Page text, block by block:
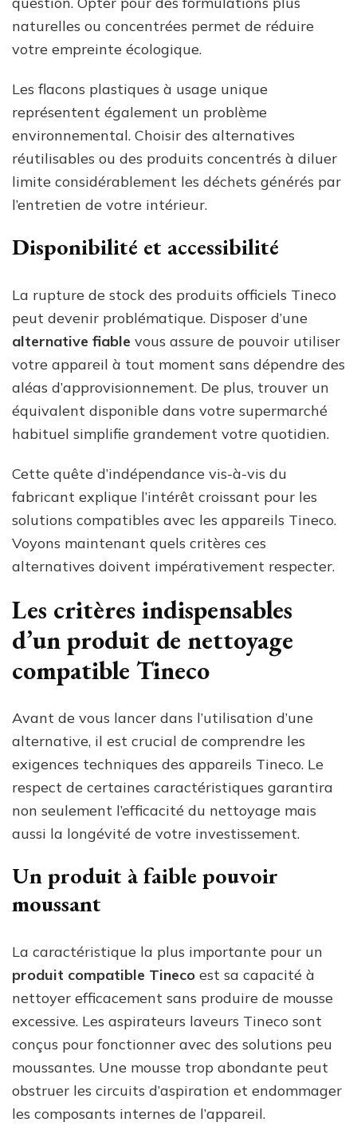
naturelles ou concentrées permet de réduire
votre empreinte écologique.
Les flacons plastiques à usage unique
représentent également un problème
environnemental. Choisir des alternatives
réutilisables ou des produits concentrés à diluer
limite considérablement les déchets générés par
l’entretien de votre intérieur.
Disponibilité et accessibilité
La rupture de stock des produits officiels Tineco
peut devenir problématique. Disposer d’une
alternative fiable vous assure de pouvoir utiliser
votre appareil à tout moment sans dépendre des
aléas d’approvisionnement. De plus, trouver un
équivalent disponible dans votre supermarché
habituel simplifie grandement votre quotidien.
Cette quête d’indépendance vis-à-vis du
fabricant explique l’intérêt croissant pour les
solutions compatibles avec les appareils Tineco.
Voyons maintenant quels critères ces
alternatives doivent impérativement respecter.
Les critères indispensables
d’un produit de nettoyage
compatible Tineco
Avant de vous lancer dans l’utilisation d’une
alternative, il est crucial de comprendre les
exigences techniques des appareils Tineco. Le
respect de certaines caractéristiques garantira
non seulement l’efficacité du nettoyage mais
aussi la longévité de votre investissement.
Un produit à faible pouvoir
moussant
La caractéristique la plus importante pour un
produit compatible Tineco est sa capacité à
nettoyer efficacement sans produire de mousse
excessive. Les aspirateurs laveurs Tineco sont
conçus pour fonctionner avec des solutions peu
moussantes. Une mousse trop abondante peut
obstruer les circuits d’aspiration et endommager
les composants internes de l’appareil.